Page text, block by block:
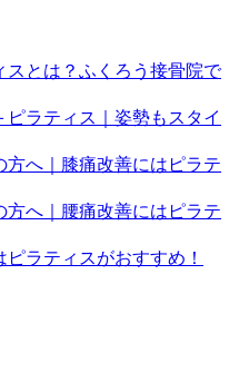
スとは？ふくろう接骨院で
ピラティス｜姿勢もスタイ
方へ｜膝痛改善にはピラテ
方へ｜腰痛改善にはピラテ
ピラティスがおすすめ！